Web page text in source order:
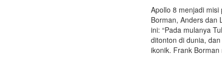
Apollo 8 menjadi
Borman, Anders
ini: “Pada mulanya
ditonton di dunia,
ikonik. Frank Borman